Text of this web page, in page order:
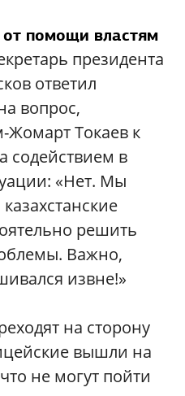
от помощи властям
президента
ответил
вопрос,
Токаев к
содействием в
«Нет. Мы
решить
Важно,
извне!»
на сторону
вышли на
не могут пойти